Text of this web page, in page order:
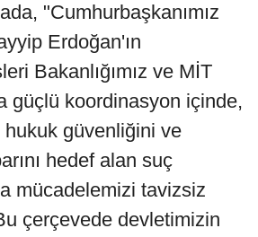
"Cumhurbaşkanımız
Erdoğan'ın
Bakanlığımız ve MİT
güçlü koordinasyon içinde,
güvenliğini ve
hedef alan suç
mücadelemizi tavizsiz
çerçevede devletimizin